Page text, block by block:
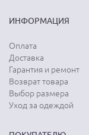
ИНФОРМАЦИЯ
Оплата
Доставка
Гарантия и ремонт
Возврат товара
Выбор размера
Уход за одеждой